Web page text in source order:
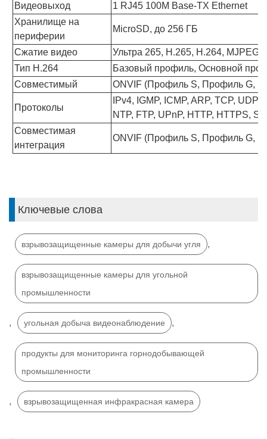
Видеовыход
1 RJ45 100M Base-TX Ethernet
Хранилище на
периферии
MicroSD, до 256 ГБ
Сжатие видео
Ультра 265, H.265, H.264, MJPEG
Тип H.264
Базовый профиль, Основной
Совместимый
ONVIF (Профиль S, Профиль G,
Протоколы
IPv4, IGMP, ICMP, ARP, TCP,
NTP, FTP, UPnP, HTTP, HTTPS,
Совместимая
интеграция
ONVIF (Профиль S, Профиль G,
Ключевые слова
взрывозащищенные камеры для добычи угля ,
взрывозащищенные камеры для угольной
промышленности
, угольная добыча видеонаблюдение ,
продукты для мониторинга горнодобывающей
промышленности
, взрывозащищенная инфракрасная камера